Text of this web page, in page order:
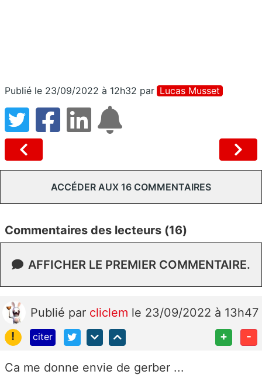
Publié le 23/09/2022 à 12h32 par Lucas Musset
ACCÉDER AUX 16 COMMENTAIRES
Commentaires des lecteurs (16)
AFFICHER LE PREMIER COMMENTAIRE.
Publié par cliclem le 23/09/2022 à 13h47
!
citer + -
Ca me donne envie de gerber ...